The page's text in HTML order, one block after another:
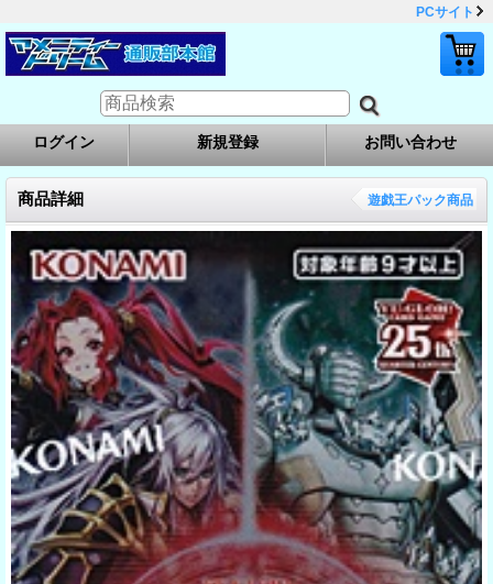
PCサイト
ログイン 新規登録 お問い合わせ
商品詳細 遊戯王パック商品